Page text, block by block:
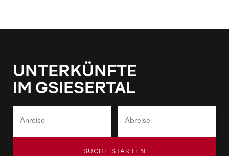
UNTERKÜNFTE
IM GSIESERTAL
SUCHE STARTEN